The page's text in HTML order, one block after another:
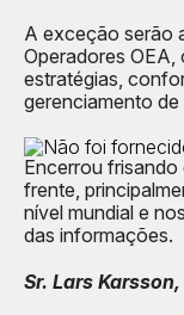
A exceção serão
Operadores OEA,
estratégias,
gerenciamento de
Encerrou frisando
frente,
nível mundial e
das informações.
Sr. Lars